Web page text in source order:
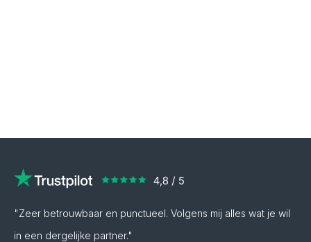
"Zeer betrouwbaar en punctueel. Volgens mij alles wat je wil
in een dergelijke partner."